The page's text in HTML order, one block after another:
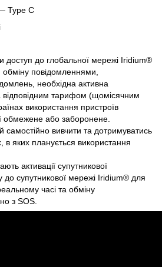
Type C
доступ до глобальної мережі Iridium®
обміну повідомленнями,
необхідна активна
відповідним тарифом (щомісячним
використання пристроїв
обмежене або заборонене.
самостійно вивчити та дотримуватись
в яких планується використання
активації супутникової
до супутникової мережі Iridium® для
часі та обміну
з SOS.